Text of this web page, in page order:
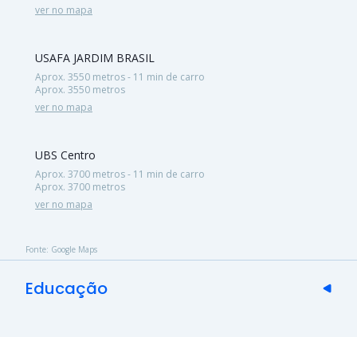
ver no mapa
USAFA JARDIM BRASIL
Aprox. 3550 metros - 11 min de carro
Aprox. 3550 metros
ver no mapa
UBS Centro
Aprox. 3700 metros - 11 min de carro
Aprox. 3700 metros
ver no mapa
Fonte: Google Maps
Educação